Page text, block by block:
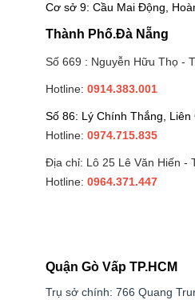
Cơ sở 9: Cầu Mai Động,
Thành Phố.Đà Nẵng
Số 669 : Nguyễn Hữu Thọ -
Hotline: 0914.383.001
Số 86: Lý Chính Thắng, Liên
Hotline: 0974.715.835
Địa chỉ: Lô 25 Lê Văn Hiến -
Hotline: 0964.371.447
Quận Gò Vấp TP.HCM
Trụ sở chính: 766 Quang